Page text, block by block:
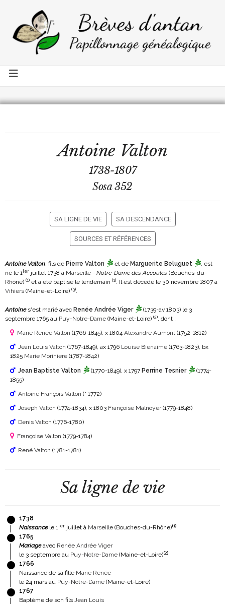
Antoine Valton
1738-1807
Sosa 352
SA LIGNE DE VIE SA DESCENDANCE
SOURCES ET RÉFÉRENCES
Antoine Valton, fils de Pierre Valton et de Marguerite Beluguet
, est
né le 1ier juillet 1738 à Marseille - Notre-Dame des Accoules (Bouches-du-
Rhône) (1) et a été baptisé le lendemain (1). Il est décédé le 30 novembre 1807 à
Vihiers (Maine-et-Loire) (3).
Antoines'est marié avec Renée Andrée Viger (1739-av 1803) le 3
septembre 1765 au Puy-Notre-Dame (Maine-et-Loire) (2), dont :
Marie Renée Valton (1766-1845), x 1804 Alexandre Aumont (1752-1812)
Jean Louis Valton (1767-1849), ax 1796 Louise Bienaimé (1763-1823), bx
1825 Marie Moriniere (1787-1842)
Jean Baptiste Valton (1770-1849), x 1797 Perrine Tesnier
(1774-
1855)
Antoine François Valton (° 1772)
Joseph Valton (1774-1834), x 1803 Françoise Malnoyer(1779-1848)
Denis Valton (1776-1780)
Françoise Valton (1779-1784)
René Valton (1781-1781)
Sa ligne de vie
1738
Naissancele 1ier juillet à Marseille (Bouches-du-Rhône)(1)
1765
Mariageavec Renée Andrée Viger
le 3 septembre au Puy-Notre-Dame (Maine-et-Loire)(2)
1766
Naissance de sa fille Marie Renée
le 24 mars au Puy-Notre-Dame (Maine-et-Loire)
1767
Baptême de son fils Jean Louis